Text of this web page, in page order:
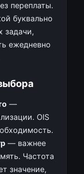
переплаты.
буквально
задачи,
ежедневно
—
OIS
— важнее
Частота
значение,